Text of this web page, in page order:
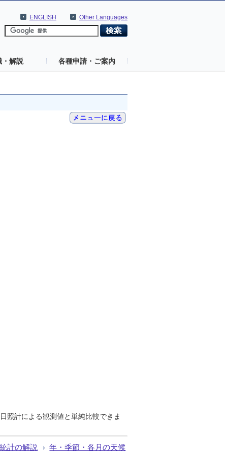
Other Languages
ENGLISH
・解説 各種申請・ご案内
照計による観測値と単純比較できま
計の解説 年・季節・各月の天候